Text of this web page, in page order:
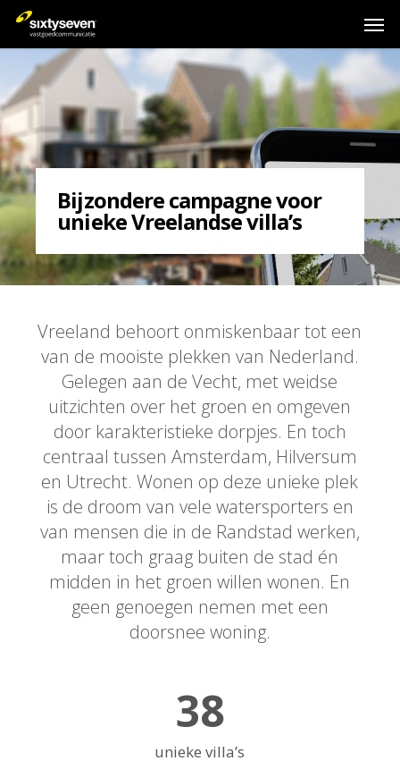
Skip
main
content
Bijzondere campagne voor
unieke Vreelandse villa’s
Vreeland behoort onmiskenbaar tot een
van de mooiste plekken van Nederland.
Gelegen aan de Vecht, met weidse
uitzichten over het groen en omgeven
door karakteristieke dorpjes. En toch
centraal tussen Amsterdam, Hilversum
en Utrecht. Wonen op deze unieke plek
is de droom van vele watersporters en
van mensen die in de Randstad werken,
maar toch graag buiten de stad én
midden in het groen willen wonen. En
geen genoegen nemen met een
doorsnee woning.
38
unieke villa’s